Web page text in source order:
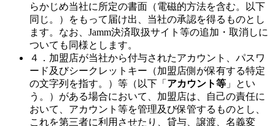
らかじめ当社に所定の書面（電磁的方法を含む。以下
同じ。）をもって届け出、当社の承認を得るものとし
ます。なお、Jamm決済取扱サイト等の追加・取消しに
ついても同様とします。
４．加盟店が当社から付与されたアカウント、パスワ
ード及びシークレットキー（加盟店側が保有する特定
の文字列を指す。）等（以下「 アカウント等 」とい
う。）がある場合において、加盟店は、自己の責任に
おいて、アカウント等を管理及び保管するものとし、
これを第三者に利用させたり、貸与、譲渡、名義変